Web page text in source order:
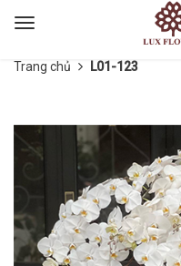
Toggle
Trang chủ L01-123